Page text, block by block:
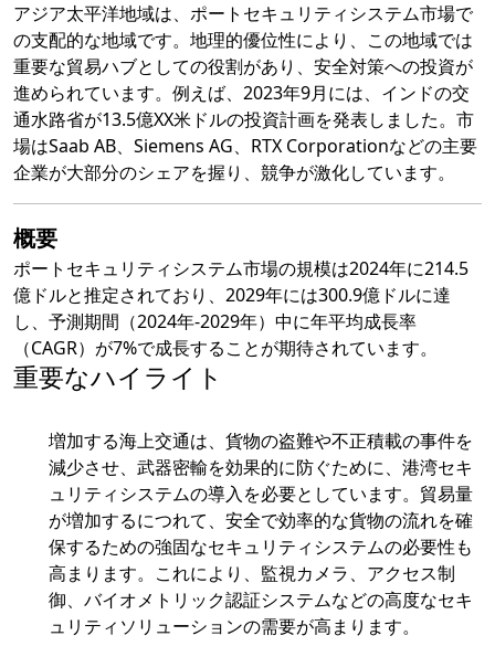
アジア太平洋地域は、ポートセキュリティシステム市場で
の支配的な地域です。地理的優位性により、この地域では
重要な貿易ハブとしての役割があり、安全対策への投資が
進められています。例えば、2023年9月には、インドの交
通水路省が13.5億XX米ドルの投資計画を発表しました。市
場はSaab AB、Siemens AG、RTX Corporationなどの主要
企業が大部分のシェアを握り、競争が激化しています。
概要
ポートセキュリティシステム市場の規模は2024年に214.5
億ドルと推定されており、2029年には300.9億ドルに達
し、予測期間（2024年-2029年）中に年平均成長率
（CAGR）が7%で成長することが期待されています。
重要なハイライト
増加する海上交通は、貨物の盗難や不正積載の事件を
減少させ、武器密輸を効果的に防ぐために、港湾セキ
ュリティシステムの導入を必要としています。貿易量
が増加するにつれて、安全で効率的な貨物の流れを確
保するための強固なセキュリティシステムの必要性も
高まります。これにより、監視カメラ、アクセス制
御、バイオメトリック認証システムなどの高度なセキ
ュリティソリューションの需要が高まります。